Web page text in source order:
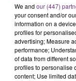
LE MAGASIN
SES PORTES
C'était l'une
We and our (447)
your consent and/or
information on a
profiles for
advertising; Measure
performance;
of data from different
profiles to personalise
content; Use limited